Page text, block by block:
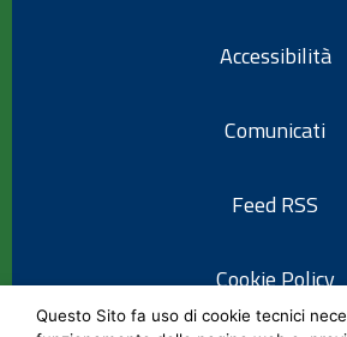
Accessibilità
Comunicati
Feed RSS
Cookie Policy
Questo Sito fa uso di cookie tecnici